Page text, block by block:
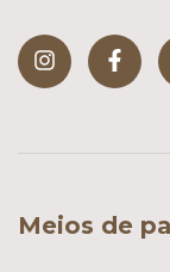
Meios de